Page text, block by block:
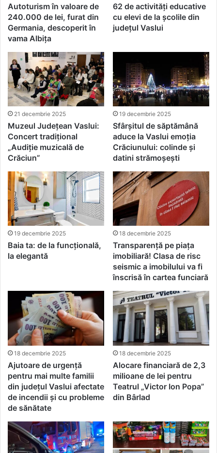
Autoturism în valoare de
240.000 de lei, furat din
Germania, descoperit în
vama Albița
62 de activități educative
cu elevi de la școlile din
județul Vaslui
21 decembrie 2025
Muzeul Județean Vaslui:
Concert tradițional
„Audiție muzicală de
Crăciun”
19 decembrie 2025
Sfârșitul de săptămână
aduce la Vaslui emoția
Crăciunului: colinde și
datini strămoșești
19 decembrie 2025
Baia ta: de la funcțională,
la elegantă
18 decembrie 2025
Transparență pe piața
imobiliară! Clasa de risc
seismic a imobilului va fi
înscrisă în cartea funciară
18 decembrie 2025
Ajutoare de urgență
pentru mai multe familii
din județul Vaslui afectate
de incendii și cu probleme
de sănătate
18 decembrie 2025
Alocare financiară de 2,3
milioane de lei pentru
Teatrul „Victor Ion Popa”
din Bârlad